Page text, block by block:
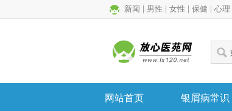
新闻 男性 女性 保健 心理
网站首页 银屑病常识